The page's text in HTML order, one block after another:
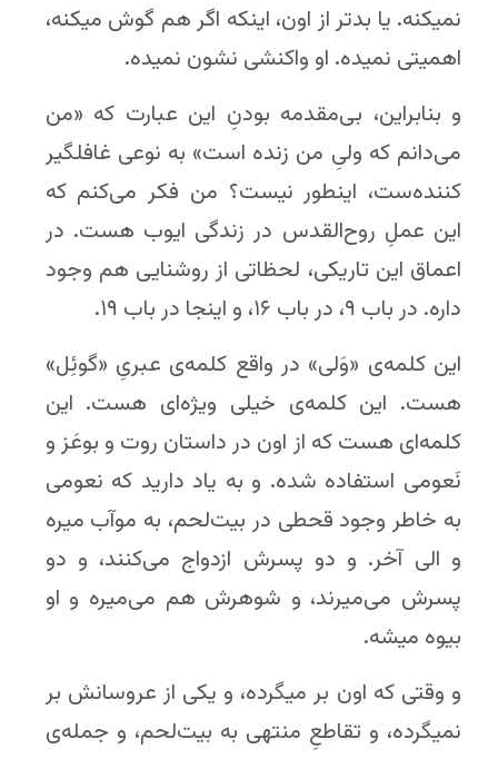
نمیکنه. یا بدتر از اون، اینکه اگر هم گوش میکنه،
اهمیتی نمیده. او واکنشی نشون نمیده.
و بنابراین، بی‌مقدمه بودنِ این عبارت که «من
می‌دانم که ولیِ من زنده است» به نوعی غافلگیر
کننده‌ست، اینطور نیست؟ من فکر می‌کنم که
این عملِ روح‌القدس در زندگی ایوب هست. در
اعماق این تاریکی، لحظاتی از روشنایی هم وجود
داره. در باب ۹، در باب ۱۶، و اینجا در باب ۱۹.
این کلمه‌ی «وَلی» در واقع کلمه‌ی عبریِ «گوئِل»
هست. این کلمه‌ی خیلی ویژه‌ای هست. این
کلمه‌ای هست که از اون در داستان روت و بوعَز و
نَعومی استفاده شده. و به یاد دارید که نعومی
به خاطر وجود قحطی در بیت‌لحم، به موآب میره
و الی آخر. و دو پسرش ازدواج می‌کنند، و دو
پسرش می‌میرند، و شوهرش هم می‌میره و او
بیوه میشه.
و وقتی که اون بر میگرده، و یکی از عروسانش بر
نمیگرده، و تقاطعِ منتهی به بیت‌لحم، و جمله‌ی